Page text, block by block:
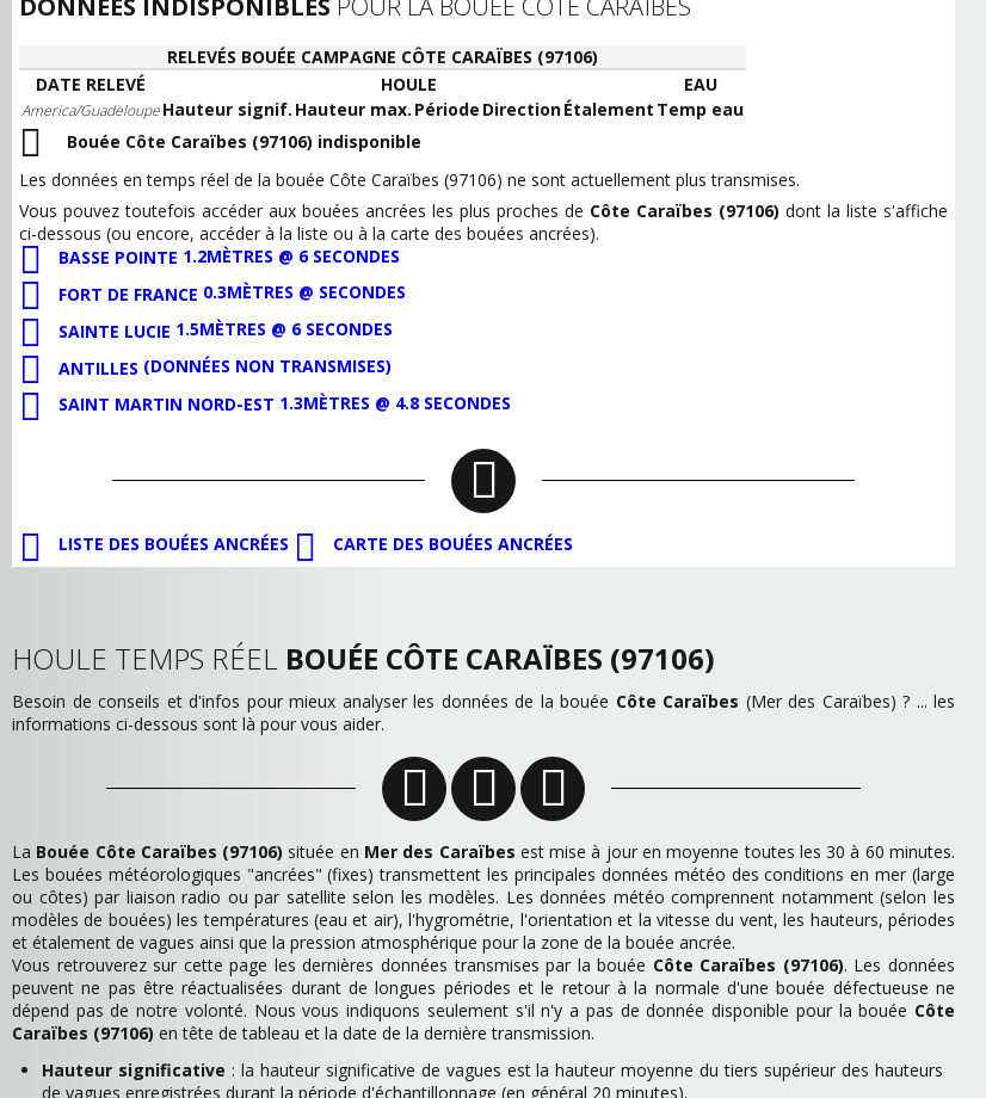
RELEVÉS BOUÉE CAMPAGNE CÔTE CARAÏBES (97106)
DATE RELEVÉ
HOULE EAU
America/GuadeloupeHauteur signif. Hauteur max. Période DirectionÉtalement Temp eau
Bouée Côte Caraïbes (97106) indisponible
Les données en temps réel de la bouée Côte Caraïbes (97106) ne sont actuellement plus transmises.
Vous pouvez toutefois accéder aux bouées ancrées les plus proches de Côte Caraïbes (97106) dont la liste s'affiche
ci-dessous (ou encore, accéder à la liste ou à la carte des bouées ancrées).
BASSE POINTE 1.2MÈTRES @ 6 SECONDES
FORT DE FRANCE 0.3MÈTRES @ SECONDES
SAINTE LUCIE 1.5MÈTRES @ 6 SECONDES
ANTILLES (DONNÉES NON TRANSMISES)
SAINT MARTIN NORD-EST 1.3MÈTRES @ 4.8 SECONDES
LISTE DES BOUÉES ANCRÉES CARTE DES BOUÉES ANCRÉES
HOULE TEMPS RÉEL BOUÉE CÔTE CARAÏBES (97106)
Besoin de conseils et d'infos pour mieux analyser les données de la bouée Côte Caraïbes (Mer des Caraïbes) ? ... les
informations ci-dessous sont là pour vous aider.
La Bouée Côte Caraïbes (97106) située en Mer des Caraïbes est mise à jour en moyenne toutes les 30 à 60 minutes.
Les bouées météorologiques "ancrées" (fixes) transmettent les principales données météo des conditions en mer (large
ou côtes) par liaison radio ou par satellite selon les modèles. Les données météo comprennent notamment (selon les
modèles de bouées) les températures (eau et air), l'hygrométrie, l'orientation et la vitesse du vent, les hauteurs, périodes
et étalement de vagues ainsi que la pression atmosphérique pour la zone de la bouée ancrée.
Vous retrouverez sur cette page les dernières données transmises par la bouée Côte Caraïbes (97106). Les données
peuvent ne pas être réactualisées durant de longues périodes et le retour à la normale d'une bouée défectueuse ne
dépend pas de notre volonté. Nous vous indiquons seulement s'il n'y a pas de donnée disponible pour la bouée Côte
Caraïbes (97106) en tête de tableau et la date de la dernière transmission.
Hauteur significative : la hauteur significative de vagues est la hauteur moyenne du tiers supérieur des hauteurs
de vagues enregistrées durant la période d'échantillonnage (en général 20 minutes).